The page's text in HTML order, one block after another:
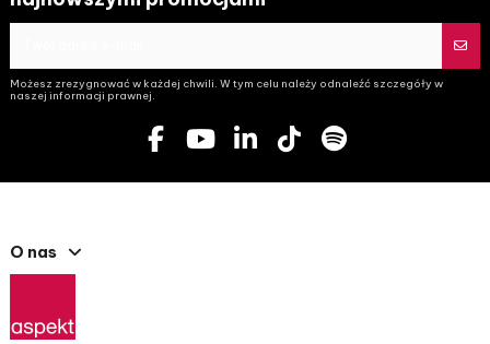
Możesz zrezygnować w każdej chwili. W tym celu należy odnaleźć szczegóły w
naszej informacji prawnej.
O nas